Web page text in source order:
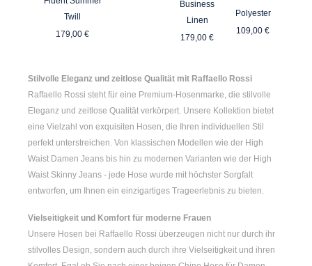
Twill
Regulärer Preis:
179,00 €
Business
Linen
Regulärer Preis:
179,00 €
Polyester
Regulärer
109,00 €
Stilvolle Eleganz und zeitlose Qualität mit Raffaello Rossi
Raffaello Rossi steht für eine Premium-Hosenmarke, die stilvolle
Eleganz und zeitlose Qualität verkörpert. Unsere Kollektion bietet
eine Vielzahl von exquisiten Hosen, die Ihren individuellen Stil
perfekt unterstreichen. Von klassischen Modellen wie der High
Waist Damen Jeans bis hin zu modernen Varianten wie der High
Waist Skinny Jeans - jede Hose wurde mit höchster Sorgfalt
entworfen, um Ihnen ein einzigartiges Trageerlebnis zu bieten.
Vielseitigkeit und Komfort für moderne Frauen
Unsere Hosen bei Raffaello Rossi überzeugen nicht nur durch ihr
stilvolles Design, sondern auch durch ihre Vielseitigkeit und ihren